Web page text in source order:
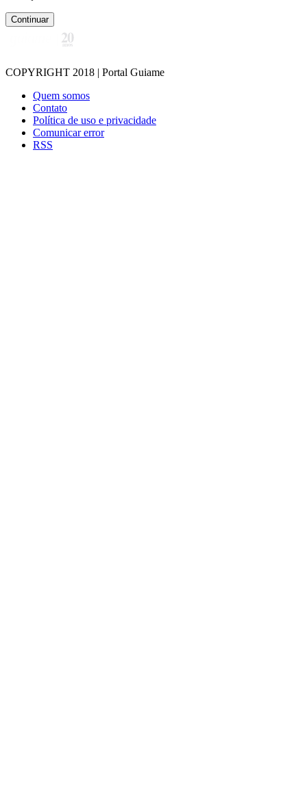
Continuar
COPYRIGHT 2018 | Portal Guiame
Quem somos
Contato
Política de uso e privacidade
Comunicar error
RSS